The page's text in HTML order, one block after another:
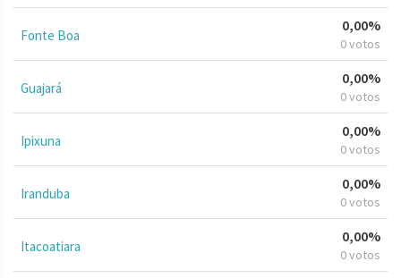
Fonte Boa
0,00%
0 votos
Guajará
0,00%
0 votos
Ipixuna
0,00%
0 votos
Iranduba
0,00%
0 votos
Itacoatiara
0,00%
0 votos